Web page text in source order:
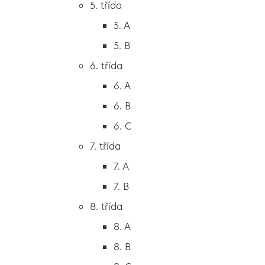
2. B
3. A
4. A
5. A
5. třída
5. A
5. B
6. třída
6. A
6. B
6. C
7. třída
7. A
7. B
8. třída
8. A
8. B